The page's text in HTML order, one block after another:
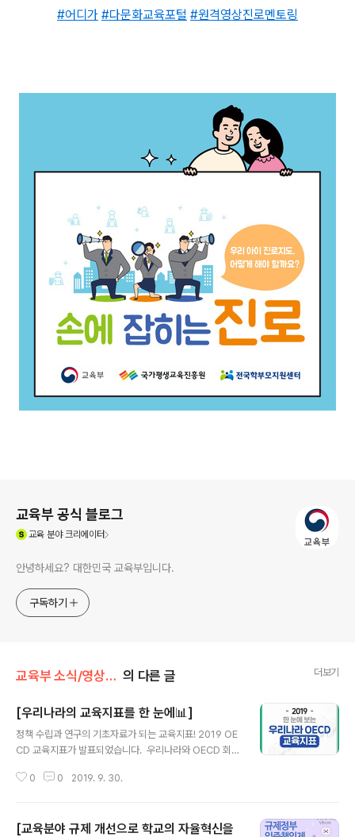
#어디가 #다문화교육포털 #원격영상진로멘토링
교육부 공식 블로그
교육분야 크리에이터
안녕하세요? 대한민국 교육부입니다.
구독하기
교육부 소식/영상·카드뉴스·인포그래픽 의 다른 글 더보기
[우리나라의 교육지표를 한 눈에📊]
정책 수립과 연구의 기초자료가 되는 교육지표! 2019 OE
CD 교육지표가 발표되었습니다. ​ 우리나라와 OECD 회원
세요! ​ ▶️자세히 보기 : https://bit.ly/2nPv5fh 「OECD
발원(원장 반상... blog.naver.com #OECD #교육지표
0 0 2019. 9. 30.
[교육분야 규제 개선으로 학교의 자율혁신을